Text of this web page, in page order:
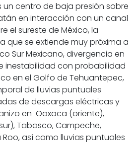
un centro de baja presión sobre
en interacción con un canal
el sureste de México, la
que se extiende muy próxima a
Sur Mexicano, divergencia en
inestabilidad con probabilidad
en el Golfo de Tehuantepec,
de lluvias puntuales
de descargas eléctricas y
en Oaxaca (oriente),
Tabasco, Campeche,
así como lluvias puntuales